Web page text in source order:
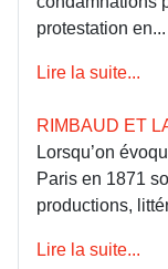
protestation en...
Lire la suite...
RIMBAUD ET
Lorsqu’on
Paris en 1871
productions,
Lire la suite...